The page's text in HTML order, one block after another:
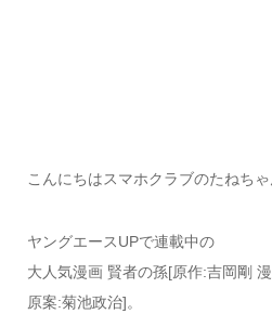
こんにちはスマホクラブのたねちゃ
ヤングエースUPで連載中の
大人気漫画 賢者の孫[原作:吉岡剛
原案:菊池政治]。